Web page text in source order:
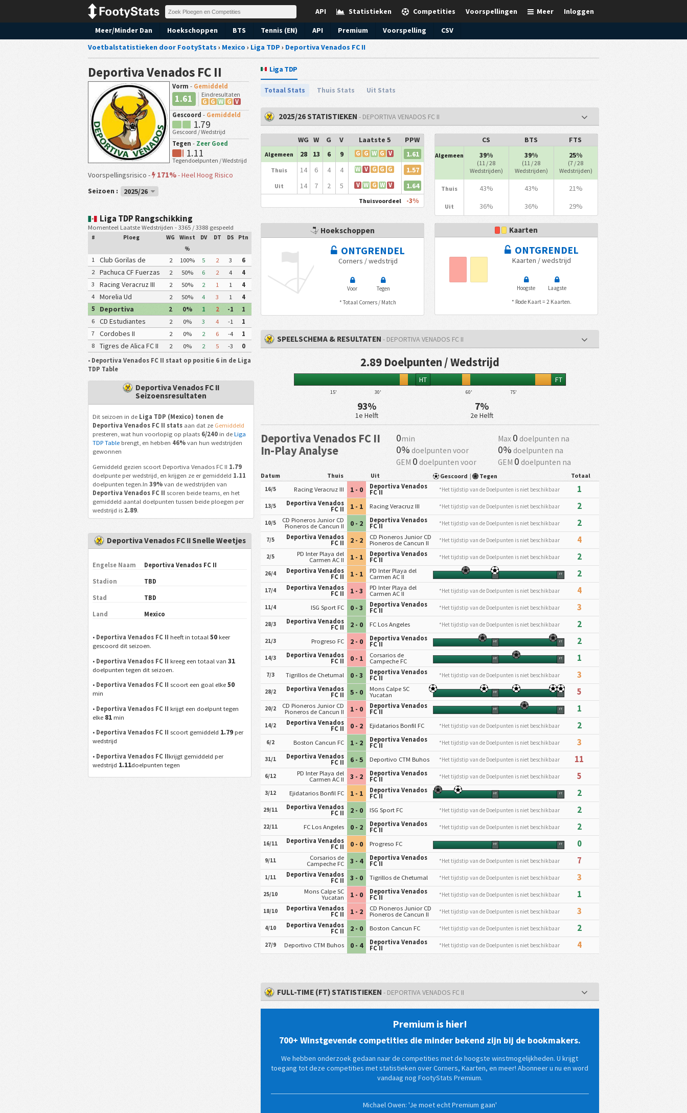
Inloggen
Meer
Voorspellingen
Competities
Statistieken
API
Meer/Minder Dan Hoekschoppen BTS Tennis (EN) API Premium Voorspelling
CSV
Voetbalstatistieken door FootyStats › Mexico › Liga TDP › Deportiva Venados FC II
Deportiva Venados FC II
Vorm - Gemiddeld
1.61
Eindresultaten
G G W G V
Gescoord - Gemiddeld
1.79
Gescoord / Wedstrijd
Tegen - Zeer Goed
1.11
Tegendoelpunten / Wedstrijd
Voorspellingsrisico - 171%-Heel Hoog Risico
Seizoen :
2025/26
Liga TDP Rangschikking
Momenteel Laatste Wedstrijden - 3365 / 3388 gespeeld
# Ploeg WG
Winst
%
DV DT DS Ptn
1
Club Gorilas de
Juanacatlan II
2 100% 5 2 3
6
2
Pachuca CF Fuerzas
Basicas Pachuca CF III
2 50% 6 2 4
4
3
Racing Veracruz III 2 50% 2 1 1
4
4
Morelia Ud
Michoacana
2 50% 4 3 1
4
5
Deportiva
Venados FC II
2 0% 1 2 -1
1
6
CD Estudiantes
Tecos II
2 0% 3 4 -1
1
7
Cordobes II 2 0% 2 6 -4
1
8
Tigres de Alica FC II 2 0% 2 5 -3
0
• Deportiva Venados FC II staat op positie 6 in de Liga
TDP Table
Deportiva Venados FC II
Seizoensresultaten
Dit seizoen in de Liga TDP (Mexico) tonen de
Deportiva Venados FC II statsaan dat ze Gemiddeld
presteren, wat hun voorlopig op plaats 6/240in de Liga
TDP Tablebrengt, en hebben 46%van hun wedstrijden
gewonnen
Gemiddeld gezien scoort Deportiva Venados FC II 1.79
doelpunte per wedstrijd, en krijgen ze er gemiddeld 1.11
doelpunten tegen.In 39%van de wedstrijden van
Deportiva Venados FC II scoren beide teams, en het
gemiddeld aantal doelpunten tussen beide ploegen per
wedstrijd is 2.89.
Deportiva Venados FC II Snelle Weetjes
Engelse Naam Deportiva Venados FC II
Stadion TBD
Stad TBD
Land Mexico
• Deportiva Venados FC II heeft in totaal50 keer
gescoord dit seizoen.
• Deportiva Venados FC II kreeg een totaal van31
doelpunten tegen dit seizoen.
• Deportiva Venados FC II scoort een goal elke50
min
• Deportiva Venados FC II krijgt een doelpunt tegen
elke 81 min
• Deportiva Venados FC II scoort gemiddeld 1.79 per
wedstrijd
• Deportiva Venados FC IIkrijgt gemiddeld per
wedstrijd 1.11doelpunten tegen
Liga TDP
Totaal Stats Thuis Stats Uit Stats
2025/26 STATISTIEKEN - DEPORTIVA VENADOS FC II
WG W G V Laatste 5 PPW
Algemeen 28 13 6 9 G G W G V 1.61
Thuis 14 6 4 4 W V G G G 1.57
Uit 14 7 2 5 V W G W V 1.64
Thuisvoordeel -3%
CS BTS FTS
Algemeen 39%
(11 / 28
Wedstrijden)
39%
(11 / 28
Wedstrijden)
25%
(7 / 28
Wedstrijden)
Thuis 43% 43% 21%
Uit 36% 36% 29%
Hoekschoppen
ONTGRENDEL
Corners / wedstrijd
Voor
Tegen
* Totaal Corners / Match
Kaarten
ONTGRENDEL
Kaarten / wedstrijd
Hoogste
Laagste
* Rode Kaart = 2 Kaarten.
SPEELSCHEMA & RESULTATEN - DEPORTIVA VENADOS FC II
2.89 Doelpunten / Wedstrijd
15' 30'
HT
60' 75'
FT
93%
1e Helft
7%
2e Helft
Deportiva Venados FC II
In-Play Analyse
0min Max 0 doelpunten na
0% doelpunten voor 0% doelpunten na
GEM 0 doelpunten voor GEM 0 doelpunten na
Datum Thuis Uit Gescoord| Tegen Totaal
16/5 Racing Veracruz III 1 - 0
Deportiva Venados
FC II
*Het tijdstip van de Doelpunten is niet beschikbaar 1
13/5
Deportiva Venados
FC II
1 - 1 Racing Veracruz III *Het tijdstip van de Doelpunten is niet beschikbaar 2
10/5
CD Pioneros Junior CD
Pioneros de Cancun II
0 - 2
Deportiva Venados
FC II
*Het tijdstip van de Doelpunten is niet beschikbaar 2
7/5
Deportiva Venados
FC II
2 - 2
CD Pioneros Junior CD
Pioneros de Cancun II
*Het tijdstip van de Doelpunten is niet beschikbaar 4
2/5
PD Inter Playa del
Carmen AC II
1 - 1
Deportiva Venados
FC II
*Het tijdstip van de Doelpunten is niet beschikbaar 2
26/4
Deportiva Venados
FC II
1 - 1
PD Inter Playa del
Carmen AC II
HT FT 2
17/4
Deportiva Venados
FC II
1 - 3
PD Inter Playa del
Carmen AC II
*Het tijdstip van de Doelpunten is niet beschikbaar 4
11/4 ISG Sport FC 0 - 3
Deportiva Venados
FC II
*Het tijdstip van de Doelpunten is niet beschikbaar 3
28/3
Deportiva Venados
FC II
2 - 0 FC Los Angeles *Het tijdstip van de Doelpunten is niet beschikbaar 2
21/3 Progreso FC 2 - 0
Deportiva Venados
FC II
HT FT 2
14/3
Deportiva Venados
FC II
0 - 1
Corsarios de
Campeche FC
HT FT 1
7/3 Tigrillos de Chetumal 0 - 3
Deportiva Venados
FC II
*Het tijdstip van de Doelpunten is niet beschikbaar 3
28/2
Deportiva Venados
FC II
5 - 0
Mons Calpe SC
Yucatan
HT FT 5
20/2
CD Pioneros Junior CD
Pioneros de Cancun II
1 - 0
Deportiva Venados
FC II
HT FT 1
14/2
Deportiva Venados
FC II
0 - 2 Ejidatarios Bonfil FC *Het tijdstip van de Doelpunten is niet beschikbaar 2
6/2 Boston Cancun FC 1 - 2
Deportiva Venados
FC II
*Het tijdstip van de Doelpunten is niet beschikbaar 3
31/1
Deportiva Venados
FC II
6 - 5 Deportivo CTM Buhos *Het tijdstip van de Doelpunten is niet beschikbaar 11
6/12
PD Inter Playa del
Carmen AC II
3 - 2
Deportiva Venados
FC II
*Het tijdstip van de Doelpunten is niet beschikbaar 5
3/12 Ejidatarios Bonfil FC 1 - 1
Deportiva Venados
FC II
HT FT 2
29/11
Deportiva Venados
FC II
2 - 0 ISG Sport FC *Het tijdstip van de Doelpunten is niet beschikbaar 2
22/11 FC Los Angeles 0 - 2
Deportiva Venados
FC II
*Het tijdstip van de Doelpunten is niet beschikbaar 2
16/11
Deportiva Venados
FC II
0 - 0 Progreso FC HT FT 0
9/11
Corsarios de
Campeche FC
3 - 4
Deportiva Venados
FC II
*Het tijdstip van de Doelpunten is niet beschikbaar 7
1/11
Deportiva Venados
FC II
3 - 0 Tigrillos de Chetumal *Het tijdstip van de Doelpunten is niet beschikbaar 3
25/10
Mons Calpe SC
Yucatan
1 - 0
Deportiva Venados
FC II
*Het tijdstip van de Doelpunten is niet beschikbaar 1
18/10
Deportiva Venados
FC II
1 - 2
CD Pioneros Junior CD
Pioneros de Cancun II
*Het tijdstip van de Doelpunten is niet beschikbaar 3
4/10
Deportiva Venados
FC II
2 - 0 Boston Cancun FC *Het tijdstip van de Doelpunten is niet beschikbaar 2
27/9 Deportivo CTM Buhos 0 - 4
Deportiva Venados
FC II
*Het tijdstip van de Doelpunten is niet beschikbaar 4
FULL-TIME (FT) STATISTIEKEN - DEPORTIVA VENADOS FC II
Premium is hier!
700+ Winstgevende competities die minder bekend zijn bij de bookmakers.
We hebben onderzoek gedaan naar de competities met de hoogste winstmogelijkheden. U krijgt
toegang tot deze competities met statistieken over Corners, Kaarten, en meer! Abonneer u nu en word
vandaag nog FootyStats Premium.
Michael Owen: 'Je moet echt Premium gaan'